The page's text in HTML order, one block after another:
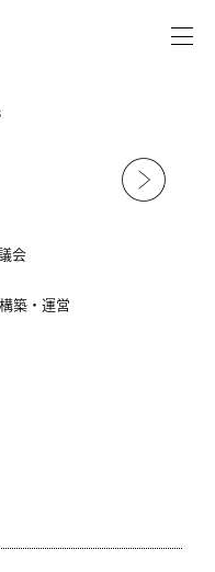
会
築・運営